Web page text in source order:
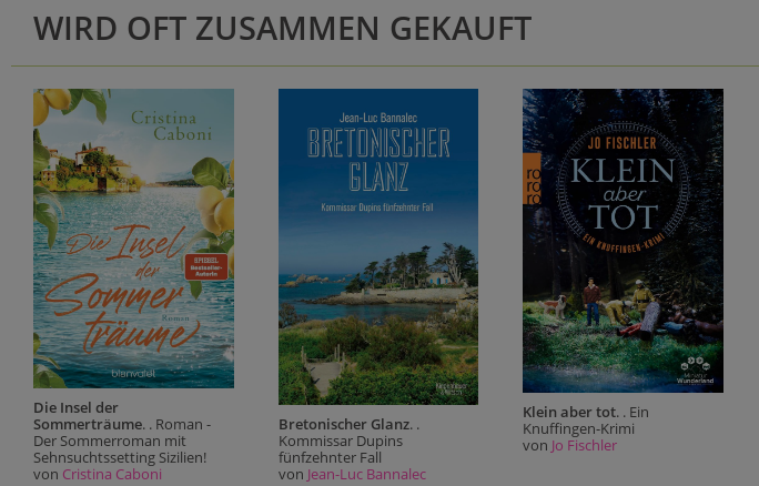
WIRD OFT ZUSAMMEN GEKAUFT
Die Insel der
Sommerträume. . Roman -
Der Sommerroman mit
Sehnsuchtssetting Sizilien!
von Cristina Caboni
Bretonischer Glanz. .
Kommissar Dupins
fünfzehnter Fall
von Jean-Luc Bannalec
Klein aber tot. . Ein
Knuffingen-Krimi
von Jo Fischler